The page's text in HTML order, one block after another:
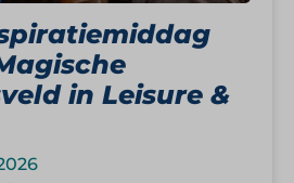
in Leisure &